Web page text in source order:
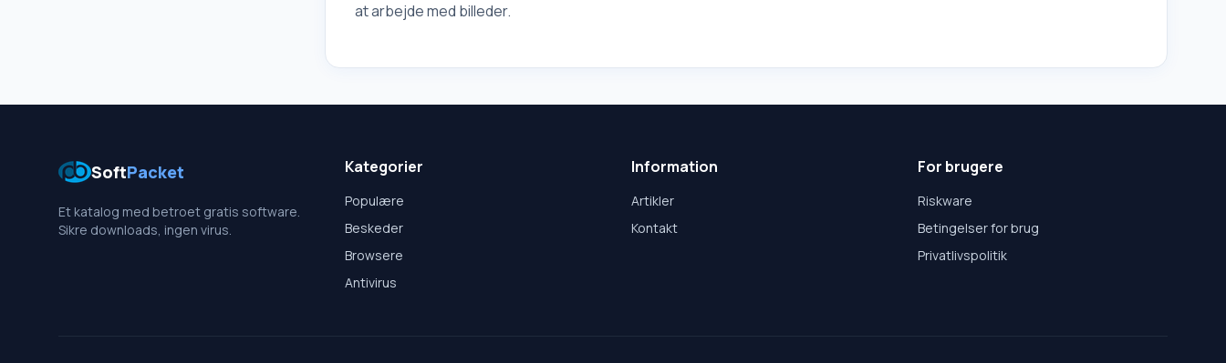
at arbejde med billeder.
SoftPacket
Et katalog med betroet gratis software.
Sikre downloads, ingen virus.
Kategorier
Populære
Beskeder
Browsere
Antivirus
Information
Artikler
Kontakt
For brugere
Riskware
Betingelser for brug
Privatlivspolitik